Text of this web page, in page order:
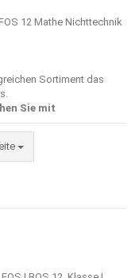
12 Mathe Nichttechnik
Sortiment das
Sie mit